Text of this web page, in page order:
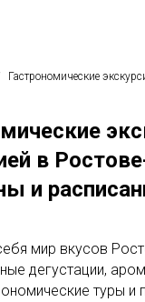
Гастрономические
в
и
мир вкусов
дегустации,
туры и